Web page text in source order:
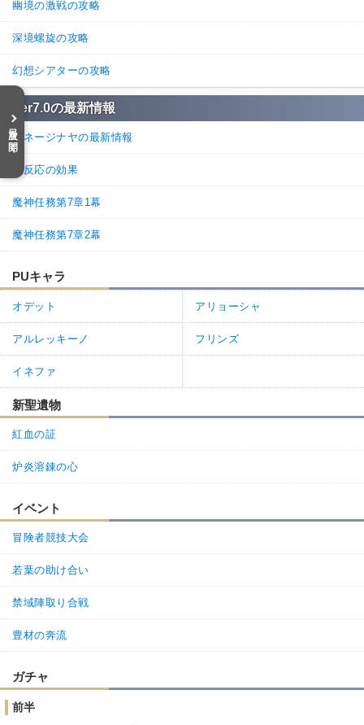
目次を開く
幽境の激戦の攻略
深境螺旋の攻略
幻想シアターの攻略
Ver7.0の最新情報
スネージナヤの最新情報
星反応の効果
魔神任務第7章1幕
魔神任務第7章2幕
PUキャラ
オデット アリョーシャ
アルレッキーノ フリンズ
イネファ
新聖遺物
紅血の証
炉炎溶錬の心
イベント
冒険者競技大会
若葉の助け合い
禁域陣取り合戦
豊材の奔流
ガチャ
前半